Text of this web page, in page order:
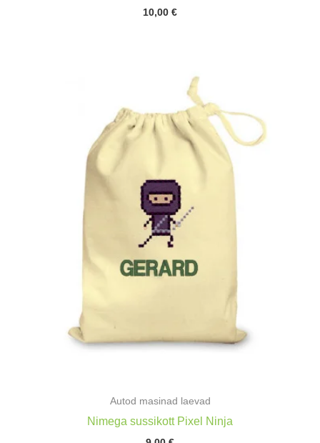
10,00 €
Autod masinad laevad
Nimega sussikott Pixel Ninja